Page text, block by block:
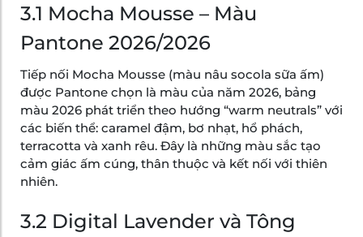
3.1 Mocha Mousse – Màu
Pantone 2026/2026
Tiếp nối Mocha Mousse (màu nâu socola sữa ấm)
được Pantone chọn là màu của năm 2026, bảng
màu 2026 phát triển theo hướng “warm neutrals” với
các biến thể: caramel đậm, bơ nhạt, hổ phách,
terracotta và xanh rêu. Đây là những màu sắc tạo
cảm giác ấm cúng, thân thuộc và kết nối với thiên
nhiên.
3.2 Digital Lavender và Tông